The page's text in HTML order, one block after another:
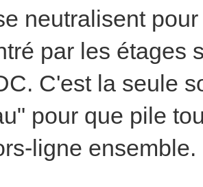
neutralisent
par les étages
C'est la seule
pour que pile
ligne ensemble.